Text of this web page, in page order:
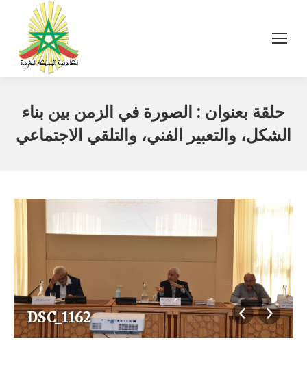
حلقة بعنوان : الصورة في الزمن بين بناء
الشكل، والتعبير الفني، والتلقي الاجتماعي
DSC_1162